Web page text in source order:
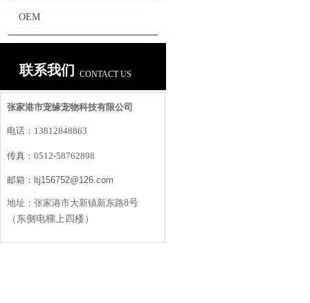
OEM
联系我们 CONTACT US
张家港市宠缘宠物科技有限公司
电话： 13812848863
传真： 0512-58762898
邮箱： ltj156752@126.com
地址： 张家港市大新镇新东路8号
（东侧电梯上四楼）